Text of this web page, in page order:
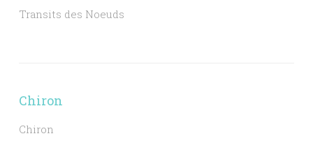
Transits des Noeuds
Chiron
Chiron